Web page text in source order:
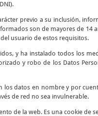
previo a su inclusión,
son de mayores de 14
usuario de estos requisitos.
y ha instalado todos los
y robo de los Datos
los datos en nombre y por
de red no sea invulnerable.
de la web. Es una cookie de